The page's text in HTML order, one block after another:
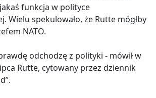
funkcja w polityce
Wielu spekulowało, że Rutte mógłby
NATO.
odchodzę z polityki - mówił w
Rutte, cytowany przez dziennik